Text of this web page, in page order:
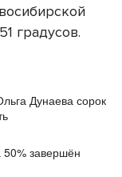
градусов.
Дунаева сорок
50% завершён